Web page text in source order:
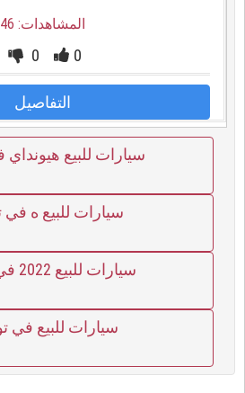
المشاهدات: 46
0
0
التفاصيل
سيارات للبيع
سيارات للبيع ه
سيارات للبيع 2022 في تونس
سيارات للبيع في